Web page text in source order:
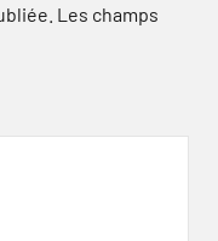
Les champs